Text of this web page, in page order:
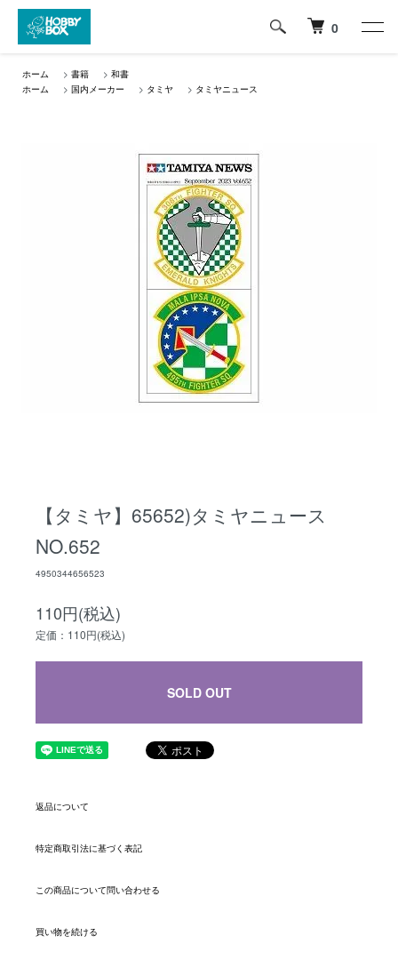
0
ホーム > 書籍 > 和書
ホーム
> 国内メーカー > タミヤ > タミヤニュース
【タミヤ】65652)タミヤニュース
NO.652
4950344656523
110円(税込)
定価：110円(税込)
SOLD OUT
返品について
特定商取引法に基づく表記
この商品について問い合わせる
買い物を続ける